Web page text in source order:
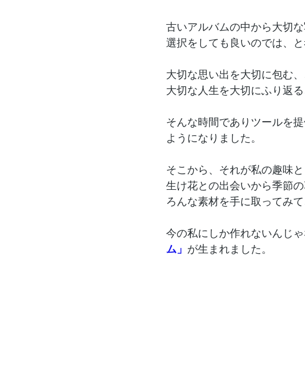
古いアルバムの中から大切な
選択をしても良いのでは、
大切な思い出を大切に包む、
大切な人生を大切にふり返る
そんな時間でありツールを
ようになりました。
そこから、それが私の趣味と
生け花との出会いから季節
ろんな素材を手に取ってみて
今の私にしか作れないんじ
ム」 が生まれました。